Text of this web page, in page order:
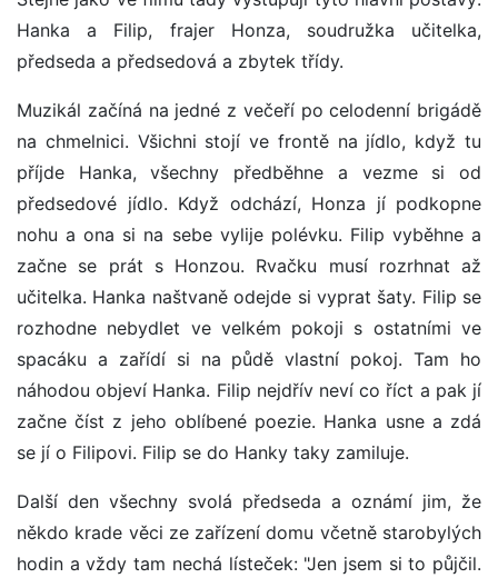
Hanka a Filip, frajer Honza, soudružka učitelka,
předseda a předsedová a zbytek třídy.
Muzikál začíná na jedné z večeří po celodenní brigádě
na chmelnici. Všichni stojí ve frontě na jídlo, když tu
příjde Hanka, všechny předběhne a vezme si od
předsedové jídlo. Když odchází, Honza jí podkopne
nohu a ona si na sebe vylije polévku. Filip vyběhne a
začne se prát s Honzou. Rvačku musí rozrhnat až
učitelka. Hanka naštvaně odejde si vyprat šaty. Filip se
rozhodne nebydlet ve velkém pokoji s ostatními ve
spacáku a zařídí si na půdě vlastní pokoj. Tam ho
náhodou objeví Hanka. Filip nejdřív neví co říct a pak jí
začne číst z jeho oblíbené poezie. Hanka usne a zdá
se jí o Filipovi. Filip se do Hanky taky zamiluje.
Další den všechny svolá předseda a oznámí jim, že
někdo krade věci ze zařízení domu včetně starobylých
hodin a vždy tam nechá lísteček: "Jen jsem si to půjčil.